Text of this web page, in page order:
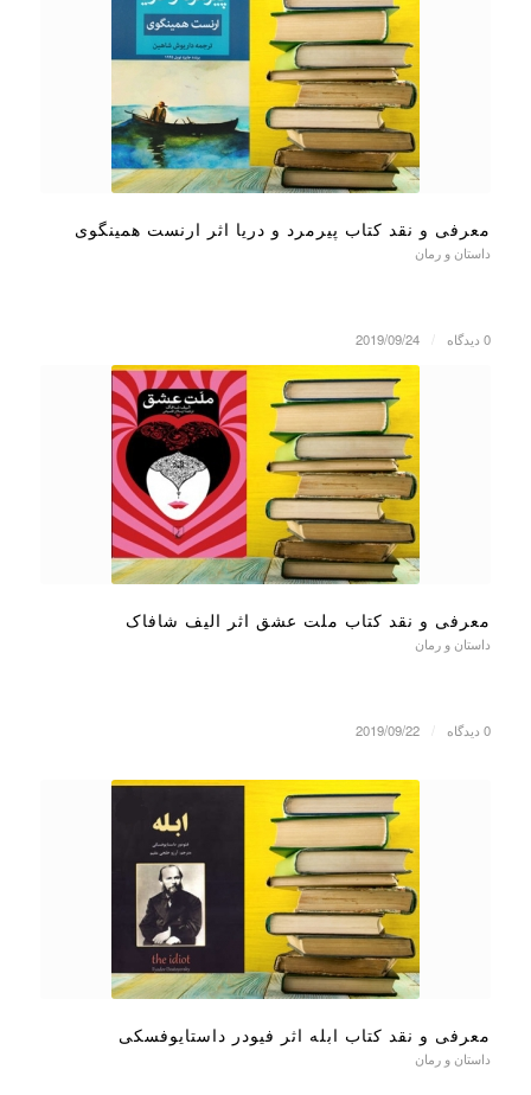
معرفی و نقد کتاب پیرمرد و دریا اثر ارنست همینگوی
داستان و رمان
0 دیدگاه 2019/09/24
معرفی و نقد کتاب ملت عشق اثر الیف شافاک
داستان و رمان
0 دیدگاه 2019/09/22
معرفی و نقد کتاب ابله اثر فیودر داستایوفسکی
داستان و رمان